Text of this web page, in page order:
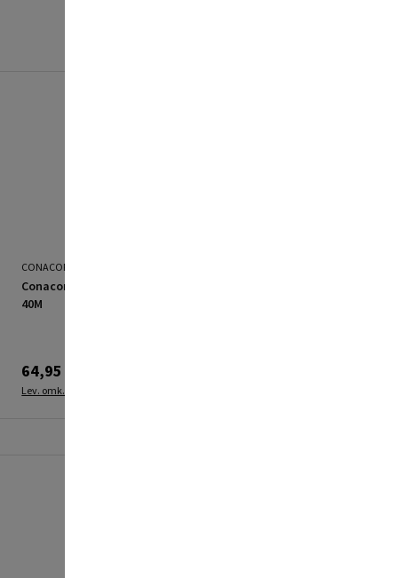
CONACORD
Conacord mursnor Ø2MM
40M
64,95 kr.
Lev. omk. tillægges